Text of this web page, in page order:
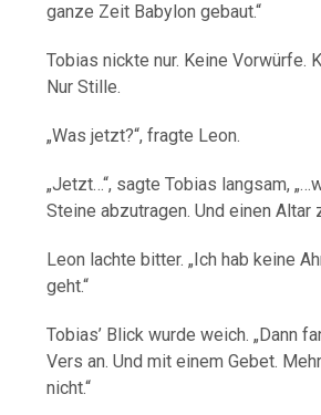
ganze Zeit Babylon gebaut.“
Tobias nickte nur. Keine Vorwürfe.
Nur Stille.
„Was jetzt?“, fragte Leon.
„Jetzt…“, sagte Tobias langsam,
Steine abzutragen. Und einen Altar
Leon lachte bitter. „Ich hab keine
geht.“
Tobias’ Blick wurde weich. „Dann
Vers an. Und mit einem Gebet.
nicht.“